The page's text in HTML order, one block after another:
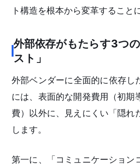
ト構造を根本から変革すること
外部依存がもたらす3つ
スト」
外部ベンダーに全面的に依存し
には、表面的な開発費用（初期
費）以外に、見えにくい「隠れ
します。
第一に、「コミュニケーション